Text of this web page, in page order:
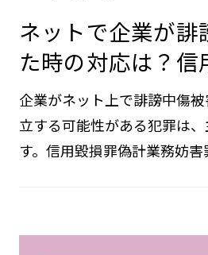
ネットで企業が誹
た時の対応は？信
企業がネット上で誹謗中傷
立する可能性がある犯罪は
す。信用毀損罪偽計業務妨害